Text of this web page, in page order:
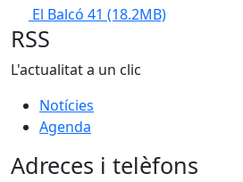
El Balcó 41 (18.2MB)
RSS
L'actualitat a un clic
Notícies
Agenda
Adreces i telèfons